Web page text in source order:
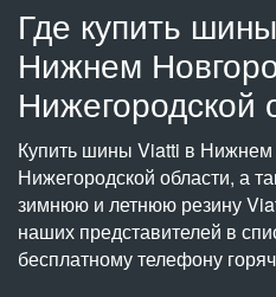
Где купить
Нижнем
Нижегородской
Купить шины Viatti в Нижнем
Нижегородской области, а
зимнюю и летнюю резину
наших представителей в
бесплатному телефону